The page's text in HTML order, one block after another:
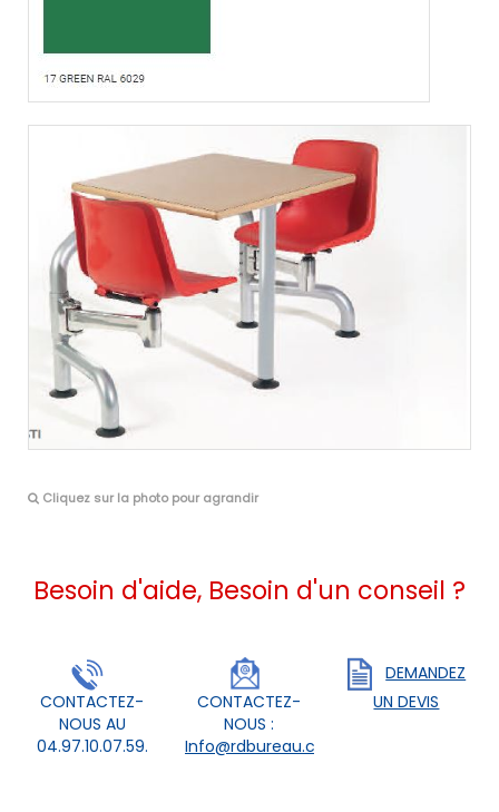
Cliquez sur la photo pour agrandir
Besoin d'aide, Besoin d'un conseil ?
CONTACTEZ-
NOUS AU
04.97.10.07.59.
CONTACTEZ-
NOUS :
Info@rdbureau.com
DEMANDEZ
UN DEVIS